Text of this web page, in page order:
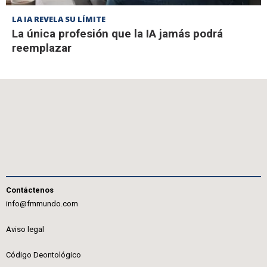
LA IA REVELA SU LÍMITE
La única profesión que la IA jamás podrá
reemplazar
Contáctenos
info@fmmundo.com
Aviso legal
Código Deontológico